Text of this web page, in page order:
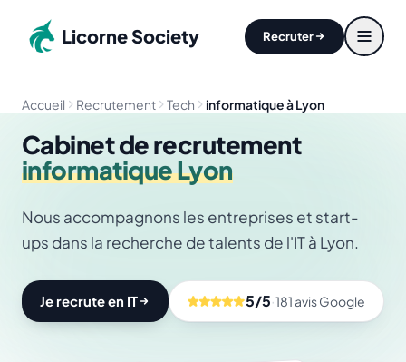
Licorne Society Recruter
Accueil Recrutement Tech informatique à Lyon
Cabinet de recrutement
informatique Lyon
Nous accompagnons les entreprises et start-
ups dans la recherche de talents de l'IT à Lyon.
Je recrute en IT 5/5·181 avis Google
Je recrute en IT